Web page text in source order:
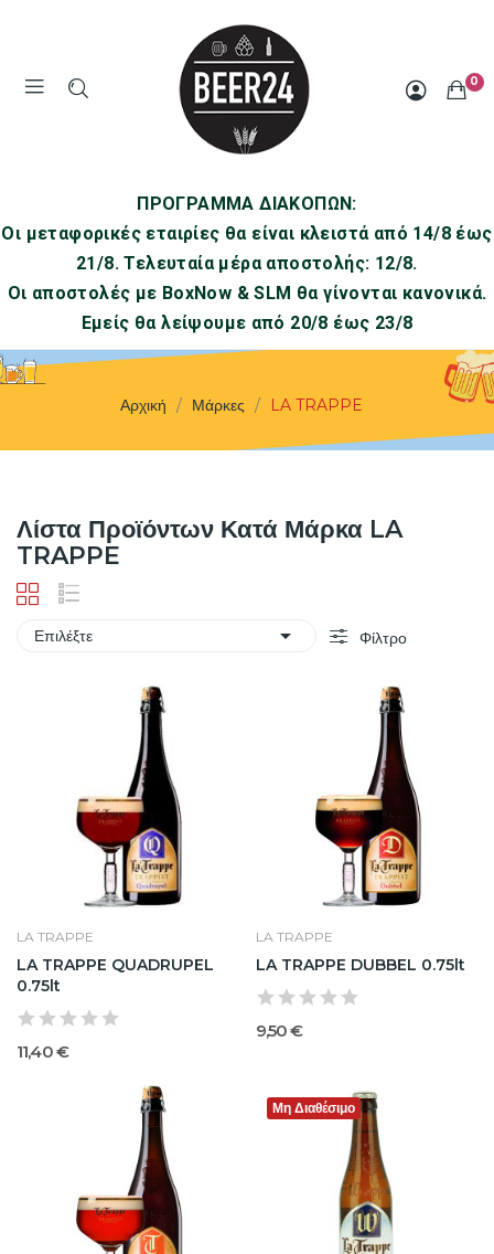
0
ΠΡΟΓΡΑΜΜΑ ΔΙΑΚΟΠΩΝ:
Οι μεταφορικές εταιρίες θα είναι κλειστά από 14/8 έως
21/8. Τελευταία μέρα αποστολής: 12/8.
Οι αποστολές με BoxNow & SLM θα γίνονται κανονικά.
Εμείς θα λείψουμε από 20/8 έως 23/8
Αρχική Μάρκες LA TRAPPE
Λίστα Προϊόντων Κατά Μάρκα LA
TRAPPE
Επιλέξτε  Φίλτρο
LA TRAPPE
LA TRAPPE QUADRUPEL
0.75lt
11,40 €
LA TRAPPE
LA TRAPPE DUBBEL 0.75lt
9,50 €
Μη Διαθέσιμο